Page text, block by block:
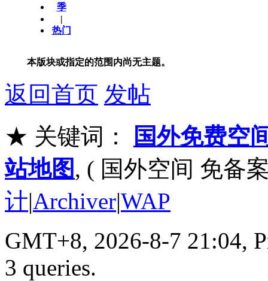
季
|
热门
本版块或指定的范围内尚无主题。
返回首页 发帖
★ 关键词：
国外免费空
站地图, ( 国外空间 免备
计|Archiver|WAP
GMT+8, 2026-8-7 21:04,
3 queries.